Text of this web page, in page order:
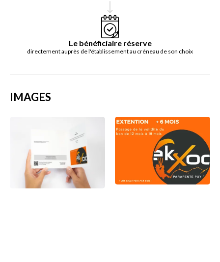
Le bénéficiaire réserve
directement auprès de l'établissement au créneau de son choix
IMAGES